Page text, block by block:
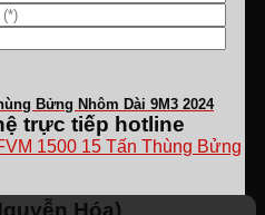
trực tiếp hotline
Hóa)
Bửng Nhôm Dài 9M3 2024
1500 15 Tấn Thùng Bửng